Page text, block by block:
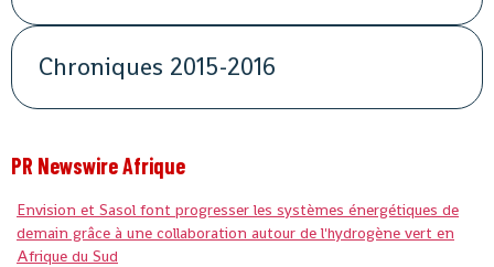
Chroniques 2015-2016
PR Newswire Afrique
Envision et Sasol font progresser les systèmes énergétiques de
demain grâce à une collaboration autour de l'hydrogène vert en
Afrique du Sud